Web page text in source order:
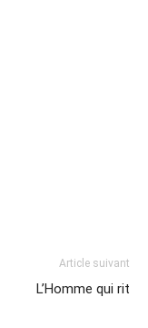
Article suivant
L’Homme qui rit